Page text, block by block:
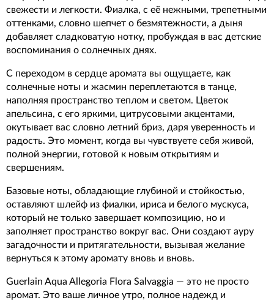
свежести и легкости. Фиалка, с её нежными, трепетными
оттенками, словно шепчет о безмятежности, а дыня
добавляет сладковатую нотку, пробуждая в вас детские
воспоминания о солнечных днях.
С переходом в сердце аромата вы ощущаете, как
солнечные ноты и жасмин переплетаются в танце,
наполняя пространство теплом и светом. Цветок
апельсина, с его яркими, цитрусовыми акцентами,
окутывает вас словно летний бриз, даря уверенность и
радость. Это момент, когда вы чувствуете себя живой,
полной энергии, готовой к новым открытиям и
свершениям.
Базовые ноты, обладающие глубиной и стойкостью,
оставляют шлейф из фиалки, ириса и белого мускуса,
который не только завершает композицию, но и
заполняет пространство вокруг вас. Они создают ауру
загадочности и притягательности, вызывая желание
вернуться к этому аромату вновь и вновь.
Guerlain Aqua Allegoria Flora Salvaggia — это не просто
аромат. Это ваше личное утро, полное надежд и